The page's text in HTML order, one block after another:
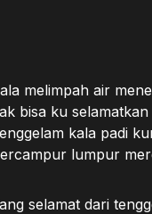
melimpah air
bisa ku
kala padi
lumpur
selamat dari